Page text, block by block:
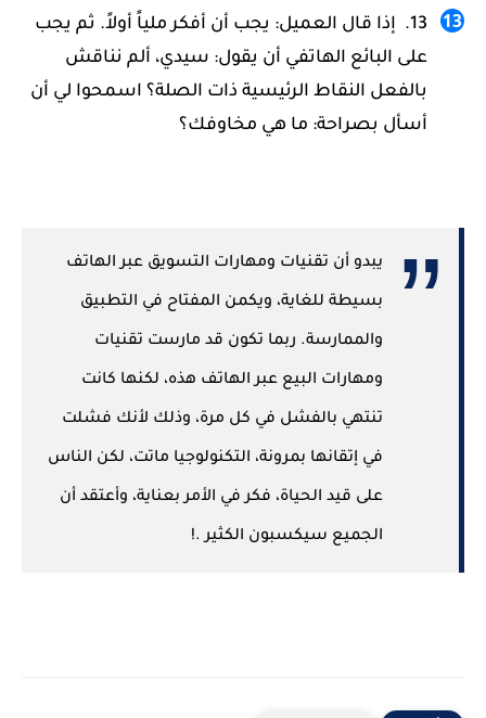
إذا قال العميل: يجب أن أفكر ملياً أولاً. ثم يجب
على البائع الهاتفي أن يقول: سيدي، ألم نناقش
بالفعل النقاط الرئيسية ذات الصلة؟ اسمحوا لي أن
أسأل بصراحة: ما هي مخاوفك؟
يبدو أن تقنيات ومهارات التسويق عبر الهاتف
بسيطة للغاية، ويكمن المفتاح في التطبيق
والممارسة. ربما تكون قد مارست تقنيات
ومهارات البيع عبر الهاتف هذه، لكنها كانت
تنتهي بالفشل في كل مرة، وذلك لأنك فشلت
في إتقانها بمرونة، التكنولوجيا ماتت، لكن الناس
على قيد الحياة، فكر في الأمر بعناية، وأعتقد أن
الجميع سيكسبون الكثير .!